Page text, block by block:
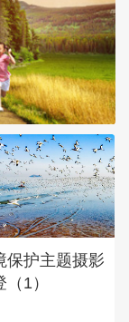
保护主题摄影
1）